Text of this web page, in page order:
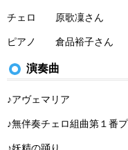
チェロ 原歌凜さん
ピアノ 倉品裕子さん
演奏曲
♪アヴェマリア
♪無伴奏チェロ組曲第１番